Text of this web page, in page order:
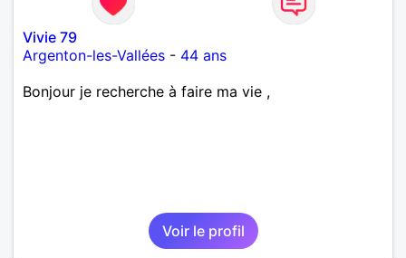
Vivie 79
Argenton-les-Vallées - 44 ans
Bonjour je recherche à faire ma vie ,
Voir le profil